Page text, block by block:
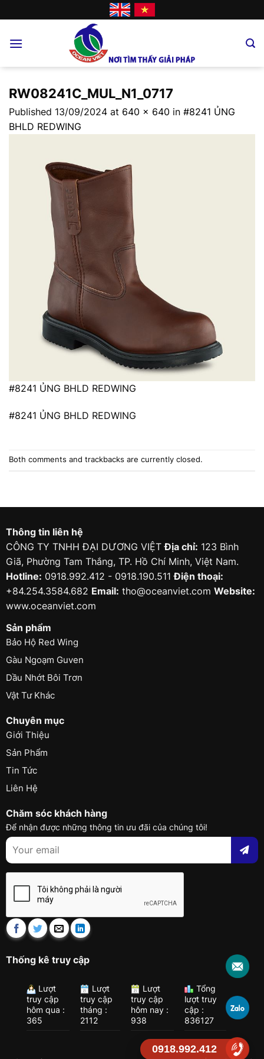
to
RW08241C_MUL_N1_0717
Published 13/09/2024 at 640 × 640 in #8241 ỦNG
BHLD REDWING
#8241 ỦNG BHLD REDWING
#8241 ỦNG BHLD REDWING
Both comments and trackbacks are currently closed.
Thông tin liên hệ
CÔNG TY TNHH ĐẠI DƯƠNG VIỆTĐịa chỉ: 123 Bình
Giã, Phường Tam Thắng, TP. Hồ Chí Minh, Việt Nam.
Hotline: 0918.992.412 - 0918.190.511Điện thoại:
+84.254.3584.682 Email: tho@oceanviet.com Website:
www.oceanviet.com
Sản phẩm
Bảo Hộ Red Wing
Gàu Ngoạm Guven
Dầu Nhớt Bôi Trơn
Vật Tư Khác
Chuyên mục
Giới Thiệu
Sản Phẩm
Tin Tức
Liên Hệ
Chăm sóc khách hàng
Để nhận được những thông tin ưu đãi của chúng tôi!
Thống kê truy cập
Lượt
truy cập
hôm qua :
365
Lượt
truy cập
tháng :
2112
Lượt
truy cập
hôm nay :
938
Tổng
lượt truy
cập :
836127
0918.992.412